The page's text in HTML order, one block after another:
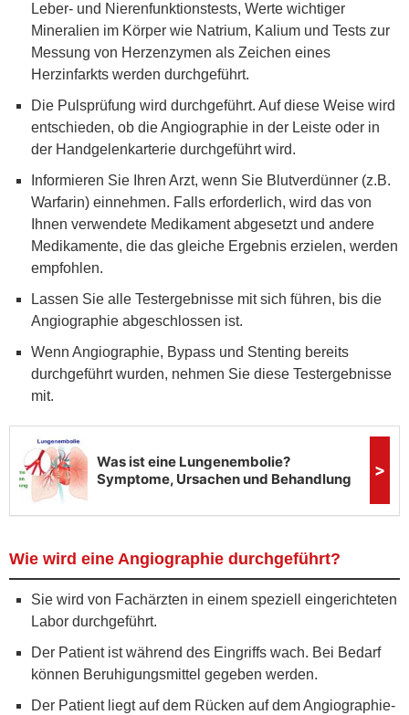
Leber- und Nierenfunktionstests, Werte wichtiger
Mineralien im Körper wie Natrium, Kalium und Tests zur
Messung von Herzenzymen als Zeichen eines
Herzinfarkts werden durchgeführt.
Die Pulsprüfung wird durchgeführt. Auf diese Weise wird
entschieden, ob die Angiographie in der Leiste oder in
der Handgelenkarterie durchgeführt wird.
Informieren Sie Ihren Arzt, wenn Sie Blutverdünner (z.B.
Warfarin) einnehmen. Falls erforderlich, wird das von
Ihnen verwendete Medikament abgesetzt und andere
Medikamente, die das gleiche Ergebnis erzielen, werden
empfohlen.
Lassen Sie alle Testergebnisse mit sich führen, bis die
Angiographie abgeschlossen ist.
Wenn Angiographie, Bypass und Stenting bereits
durchgeführt wurden, nehmen Sie diese Testergebnisse
mit.
Wie wird eine Angiographie durchgeführt?
Sie wird von Fachärzten in einem speziell eingerichteten
Labor durchgeführt.
Der Patient ist während des Eingriffs wach. Bei Bedarf
können Beruhigungsmittel gegeben werden.
Der Patient liegt auf dem Rücken auf dem Angiographie-